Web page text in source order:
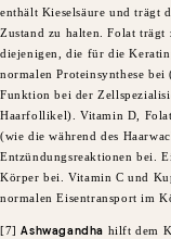
enthält Kieselsäure und trägt
Zustand zu halten. Folat trägt
diejenigen, die für die
normalen Proteinsynthese
Funktion bei der
Haarfollikel). Vitamin D,
(wie die während des
Entzündungsreaktionen bei.
Körper bei. Vitamin C und
normalen Eisentransport im
[7]Ashwagandha hilft dem